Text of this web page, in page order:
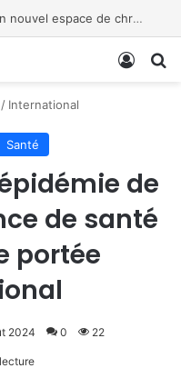
/ International
Santé
de
de santé
portée
2024 0 22